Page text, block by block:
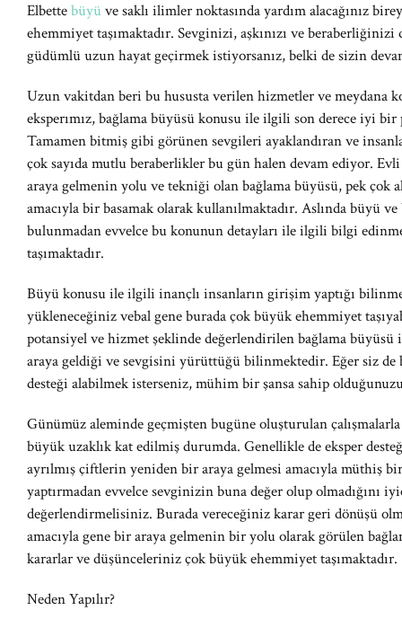
Elbettebüyü ve saklı ilimler noktasında yardım alacağınız
ehemmiyet taşımaktadır. Sevginizi, aşkınızı ve
güdümlü uzun hayat geçirmek istiyorsanız, belki de sizin
Uzun vakitdan beri bu hususta verilen hizmetler ve meydana
eksperımız, bağlama büyüsü konusu ile ilgili son derece iyi
Tamamen bitmiş gibi görünen sevgileri ayaklandıran ve
çok sayıda mutlu beraberlikler bu gün halen devam ediyor.
araya gelmenin yolu ve tekniği olan bağlama büyüsü, pek çok
amacıyla bir basamak olarak kullanılmaktadır. Aslında büyü
bulunmadan evvelce bu konunun detayları ile ilgili bilgi
taşımaktadır.
Büyü konusu ile ilgili inançlı insanların girişim yaptığı
yükleneceğiniz vebal gene burada çok büyük ehemmiyet
potansiyel ve hizmet şeklinde değerlendirilen bağlama büyüsü
araya geldiği ve sevgisini yürüttüğü bilinmektedir. Eğer siz
desteği alabilmek isterseniz, mühim bir şansa sahip
Günümüz aleminde geçmişten bugüne oluşturulan
büyük uzaklık kat edilmiş durumda. Genellikle de eksper
ayrılmış çiftlerin yeniden bir araya gelmesi amacıyla müthiş
yaptırmadan evvelce sevginizin buna değer olup olmadığını
değerlendirmelisiniz. Burada vereceğiniz karar geri dönüşü
amacıyla gene bir araya gelmenin bir yolu olarak görülen
kararlar ve düşünceleriniz çok büyük ehemmiyet taşımaktadır.
Neden Yapılır?